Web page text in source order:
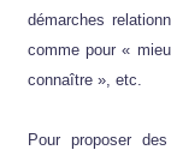
démarches
comme pour «
connaître », etc.
Pour proposer